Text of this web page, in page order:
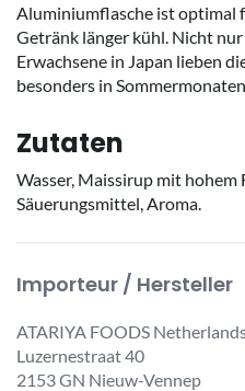
Aluminiumflasche ist optimal
Getränk länger kühl. Nicht
Erwachsene in Japan lieben
besonders in
Zutaten
Wasser, Maissirup mit hohem
Säuerungsmittel, Aroma.
Importeur / Hersteller
ATARIYA FOODS
Luzernestraat 40
2153 GN Nieuw-Vennep